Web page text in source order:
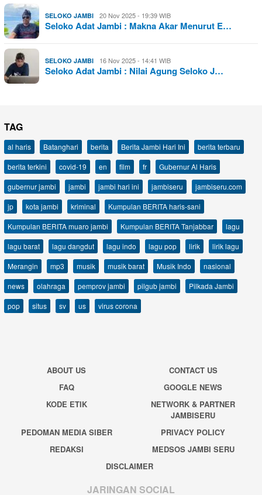
SELOKO JAMBI 20 Nov 2025 - 19:39 WIB
Seloko Adat Jambi : Makna Akar Menurut E…
SELOKO JAMBI 16 Nov 2025 - 14:41 WIB
Seloko Adat Jambi : Nilai Agung Seloko J…
TAG
al haris Batanghari berita Berita Jambi Hari Ini
berita terbaru
berita terkini
covid-19 en film fr
Gubernur Al Haris
gubernur jambi
jambi jambi hari ini jambiseru
jambiseru.com
jp
kota jambi kriminal
Kumpulan BERITA haris-sani
Kumpulan BERITA muaro jambi
Kumpulan BERITA Tanjabbar
lagu
lagu barat
lagu dangdut lagu indo lagu pop lirik
lirik lagu
Merangin
mp3 musik musik barat Musik Indo
nasional
news
olahraga pemprov jambi pilgub jambi
Pilkada Jambi
pop
situs sv us virus corona
ABOUT US
CONTACT US
FAQ
GOOGLE NEWS
KODE ETIK
NETWORK & PARTNER
JAMBISERU
PEDOMAN MEDIA SIBER
PRIVACY POLICY
REDAKSI
MEDSOS JAMBI SERU
DISCLAIMER
JARINGAN SOCIAL